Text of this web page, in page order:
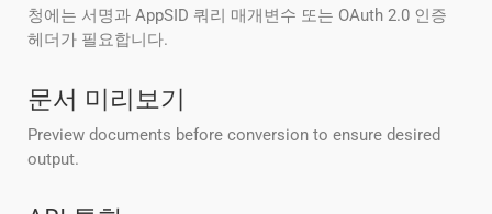
청에는 서명과 AppSID 쿼리 매개변수 또는 OAuth 2.0 인증
헤더가 필요합니다.
문서 미리보기
Preview documents before conversion to ensure desired
output.